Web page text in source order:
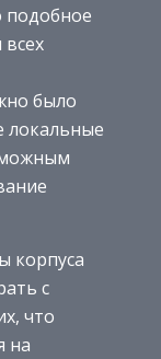
подобное
было
локальные
корпуса
с
что
на